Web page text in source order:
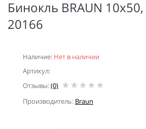
Бинокль BRAUN
20166
Наличие: Нет в наличии
Артикул:
Отзывы:(0)
Производитель: Braun